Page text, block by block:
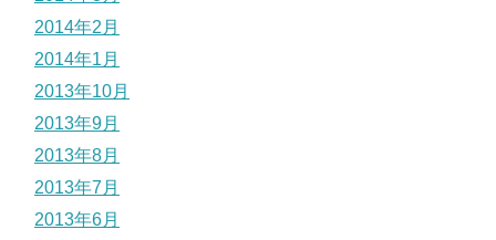
2014年2月
2014年1月
2013年10月
2013年9月
2013年8月
2013年7月
2013年6月